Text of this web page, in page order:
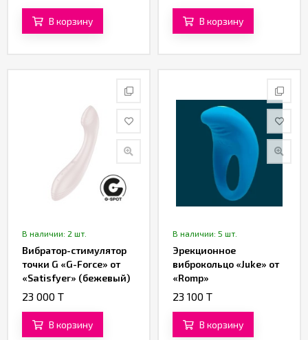
В корзину В корзину
В наличии: 2 шт.
Вибратор-стимулятор
точки G «G-Force» от
«Satisfyer» (бежевый)
23 000 T
В корзину
В наличии: 5 шт.
Эрекционное
виброкольцо «Juke» от
«Romp»
23 100 T
В корзину